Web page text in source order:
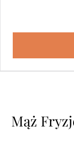
Mąż